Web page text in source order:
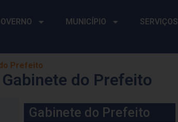
MUNICÍPIO SERVIÇOS
Prefeito
do Prefeito
Gabinete do Prefeito